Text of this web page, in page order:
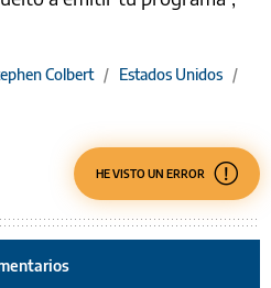
Colbert / Estados Unidos /
HE VISTO UN ERROR